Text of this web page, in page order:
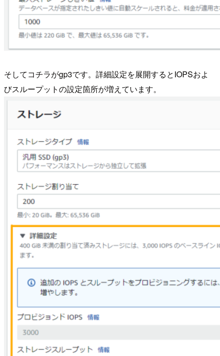
そしてコチラがgp3です。詳細設定を展開するとIOPSおよ
びスループットの設定箇所が増えています。